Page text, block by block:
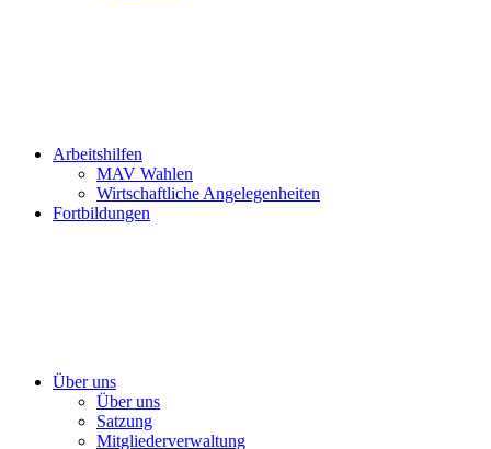
Arbeitshilfen
MAV Wahlen
Wirtschaftliche Angelegenheiten
Fortbildungen
Über uns
Über uns
Satzung
Mitgliederverwaltung